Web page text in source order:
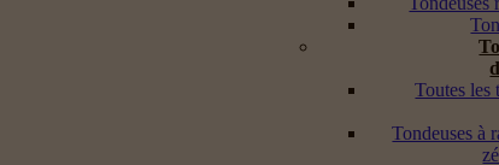
Toutes les
Tondeuses à